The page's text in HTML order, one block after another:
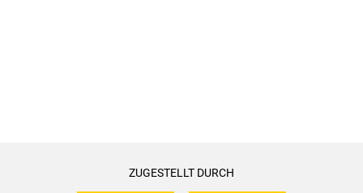
ZUGESTELLT DURCH